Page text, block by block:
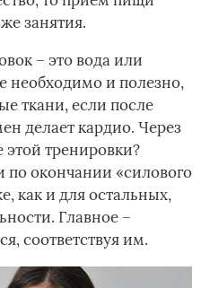
занятия.
– это вода или
необходимо и полезно,
ткани, если после
делает кардио. Через
тренировки?
окончании «силового
как и для остальных,
Главное –
соответствуя им.